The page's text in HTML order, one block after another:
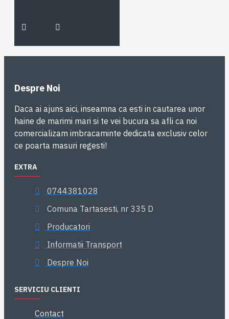
Despre Noi
Daca ai ajuns aici, inseamna ca esti in cautarea unor
haine de marimi mari si te vei bucura sa afli ca noi
comercializam imbracaminte dedicata exclusiv celor
ce poarta masuri regesti!
EXTRA
0744381028
Comuna Tartasesti, nr 335 D
Producatori
Informatii Transport
Despre Noi
SERVICIU CLIENTI
Contact